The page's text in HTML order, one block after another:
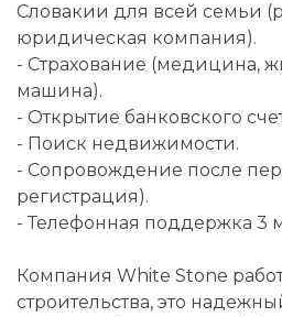
Словакии для всей семьи
юридическая компания).
- Страхование (медицина,
машина).
- Открытие банковского
- Поиск недвижимости.
- Сопровождение после
регистрация).
- Телефонная поддержка 3
Компания White Stone
строительства, это